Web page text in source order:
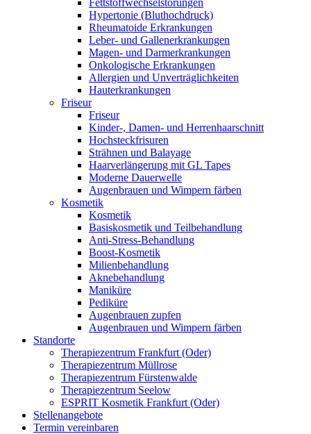
Fettstoffwechselstörungen
Hypertonie (Bluthochdruck)
Rheumatoide Erkrankungen
Leber- und Gallenerkrankungen
Magen- und Darmerkrankungen
Onkologische Erkrankungen
Allergien und Unverträglichkeiten
Hauterkrankungen
Friseur
Friseur
Kinder-, Damen- und Herrenhaarschnitt
Hochsteckfrisuren
Strähnen und Balayage
Haarverlängerung mit GL Tapes
Moderne Dauerwelle
Augenbrauen und Wimpern färben
Kosmetik
Kosmetik
Basiskosmetik und Teilbehandlung
Anti-Stress-Behandlung
Boost-Kosmetik
Milienbehandlung
Aknebehandlung
Maniküre
Pediküre
Augenbrauen zupfen
Augenbrauen und Wimpern färben
Standorte
Therapiezentrum Frankfurt (Oder)
Therapiezentrum Müllrose
Therapiezentrum Fürstenwalde
Therapiezentrum Seelow
ESPRIT Kosmetik Frankfurt (Oder)
Stellenangebote
Termin vereinbaren